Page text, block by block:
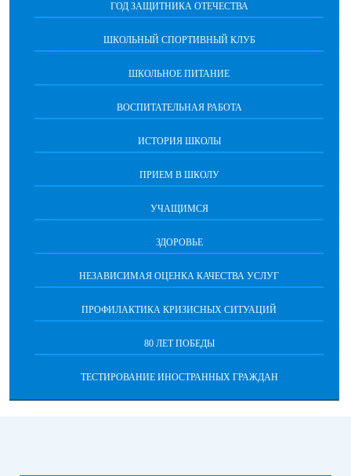
ГОД ЗАЩИТНИКА ОТЕЧЕСТВА
ШКОЛЬНЫЙ СПОРТИВНЫЙ КЛУБ
ШКОЛЬНОЕ ПИТАНИЕ
ВОСПИТАТЕЛЬНАЯ РАБОТА
ИСТОРИЯ ШКОЛЫ
ПРИЕМ В ШКОЛУ
УЧАЩИМСЯ
ЗДОРОВЬЕ
НЕЗАВИСИМАЯ ОЦЕНКА КАЧЕСТВА УСЛУГ
ПРОФИЛАКТИКА КРИЗИСНЫХ СИТУАЦИЙ
80 ЛЕТ ПОБЕДЫ
ТЕСТИРОВАНИЕ ИНОСТРАННЫХ ГРАЖДАН